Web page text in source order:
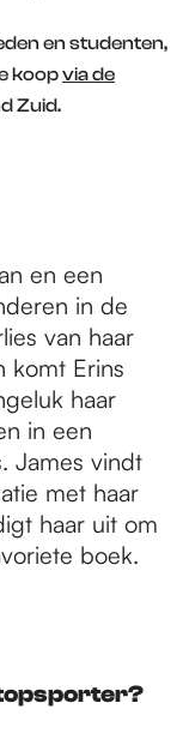
en studenten,
koopvia de
Zuid.
en een
in de
van haar
komt Erins
haar
in een
James vindt
met haar
haar uit om
boek.
topsporter?